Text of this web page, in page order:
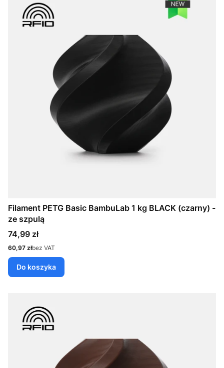
Filament PETG Basic BambuLab 1 kg BLACK (czarny) -
ze szpulą
Cena
74,99 zł
Cena
60,97 złbez VAT
Do koszyka